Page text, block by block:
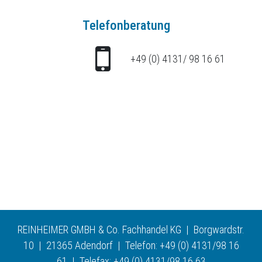
Telefonberatung
+49 (0) 4131/ 98 16 61
REINHEIMER GMBH & Co. Fachhandel KG | Borgwardstr.
10 | 21365 Adendorf | Telefon: +49 (0) 4131/98 16